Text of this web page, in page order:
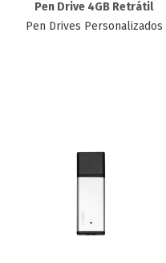
Pen Drive 4GB Retrátil
Pen Drives Personalizados